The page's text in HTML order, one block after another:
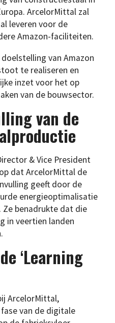
ArcelorMittal zal
leveren voor de
Amazon-faciliteiten.
van Amazon
te realiseren en
inzet voor het op
van de bouwsector.
van de
& Vice President
dat ArcelorMittal de
geeft door de
energieoptimalisatie
Ze benadrukte dat die
in veertien landen
‘Learning
ArcelorMittal,
van de digitale